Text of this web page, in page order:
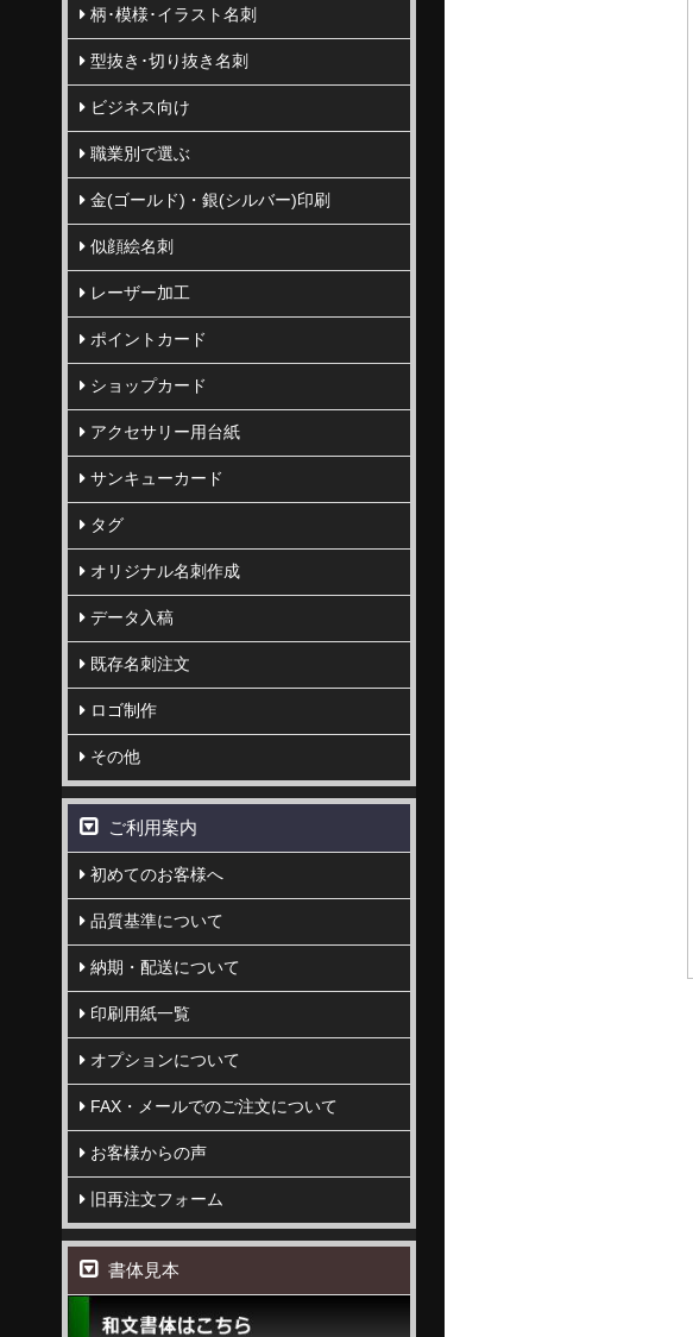
柄･模様･イラスト名刺
型抜き･切り抜き名刺
ビジネス向け
職業別で選ぶ
金(ゴールド)・銀(シルバー)印刷
似顔絵名刺
レーザー加工
ポイントカード
ショップカード
アクセサリー用台紙
サンキューカード
タグ
オリジナル名刺作成
データ入稿
既存名刺注文
ロゴ制作
その他
ご利用案内
初めてのお客様へ
品質基準について
納期・配送について
印刷用紙一覧
オプションについて
FAX・メールでのご注文について
お客様からの声
旧再注文フォーム
書体見本